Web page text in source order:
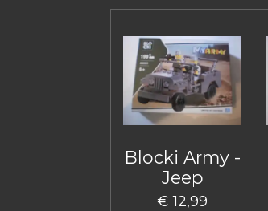
Blocki Army -
Jeep
€ 12,99